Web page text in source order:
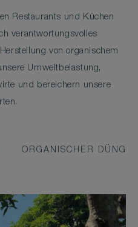
Restaurants und Küchen
verantwortungsvolles
von organischem
Umweltbelastung,
und bereichern unsere
ORGANISCHER